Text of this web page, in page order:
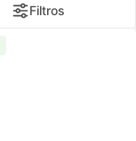
Filtros